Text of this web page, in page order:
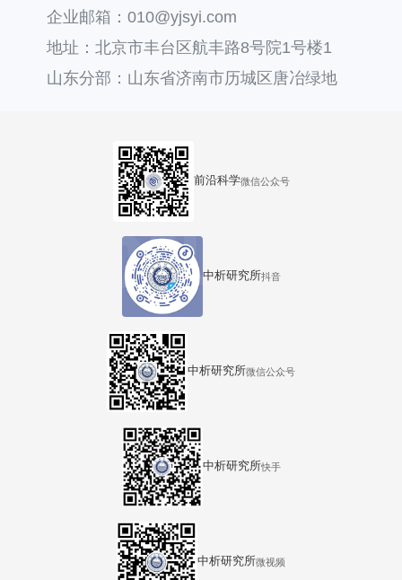
企业邮箱：010@yjsyi.com
地址：北京市丰台区航丰路8号院1号楼1
层121
山东分部：山东省济南市历城区唐冶绿地
前沿科学微信公众号
中析研究所抖音
中析研究所微信公众号
中析研究所快手
中析研究所微视频